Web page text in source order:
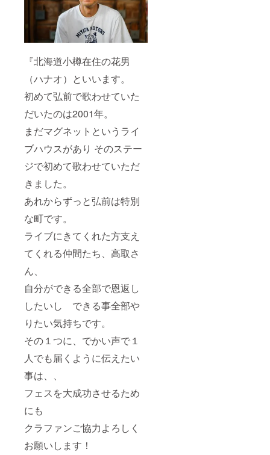
『北海道小樽在住の花男
（ハナオ）といいます。
初めて弘前で歌わせていた
だいたのは2001年。
まだマグネットというライ
ブハウスがあり そのステー
ジで初めて歌わせていただ
きました。
あれからずっと弘前は特別
な町です。
ライブにきてくれた方支え
てくれる仲間たち、高取さ
ん、
自分ができる全部で恩返し
したいし できる事全部や
りたい気持ちです。
その１つに、でかい声で１
人でも届くように伝えたい
事は、、
フェスを大成功させるため
にも
クラファンご協力よろしく
お願いします！